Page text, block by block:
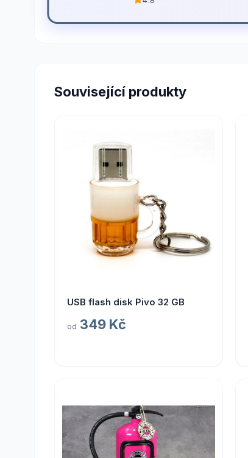
Související produkty
USB flash disk Pivo 32 GB
od 349 Kč